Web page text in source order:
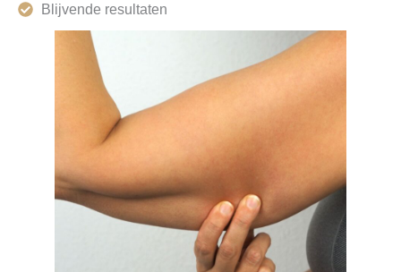
Blijvende resultaten